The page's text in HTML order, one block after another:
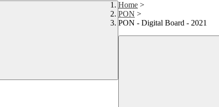
Home >
PON >
PON - Digital Board - 2021